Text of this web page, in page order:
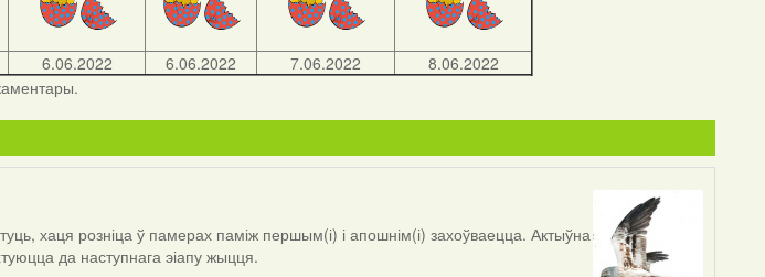
6.06.2022 6.06.2022 7.06.2022
8.06.2022
хаця розніца ў памерах паміж першым(і) і апошнім(і) захоўваецца. Актыўна
да наступнага эіапу жыцця.